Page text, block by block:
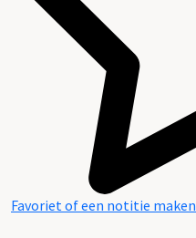
Favoriet of een notitie maken